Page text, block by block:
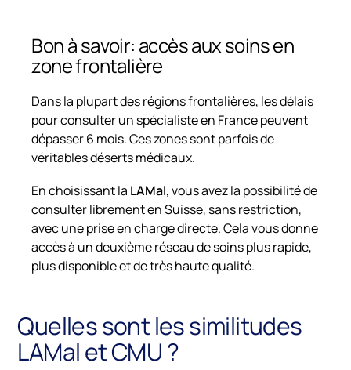
Bon à savoir: accès aux soins en
zone frontalière
Dans la plupart des régions frontalières, les délais
pour consulter un spécialiste en France peuvent
dépasser 6 mois. Ces zones sont parfois de
véritables déserts médicaux.
En choisissant la LAMal, vous avez la possibilité de
consulter librement en Suisse, sans restriction,
avec une prise en charge directe. Cela vous donne
accès à un deuxième réseau de soins plus rapide,
plus disponible et de très haute qualité.
Quelles sont les similitudes
LAMal et CMU ?